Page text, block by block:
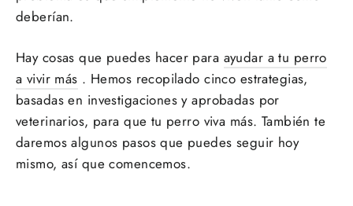
deberían.
Hay cosas que puedes hacer para ayudar a tu perro
a vivir más . Hemos recopilado cinco estrategias,
basadas en investigaciones y aprobadas por
veterinarios, para que tu perro viva más. También te
daremos algunos pasos que puedes seguir hoy
mismo, así que comencemos.